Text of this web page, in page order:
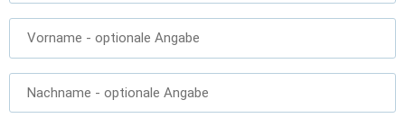
Vorname - optionale Angabe
Nachname - optionale Angabe